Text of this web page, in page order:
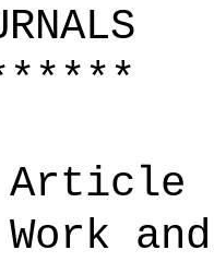
Article
Work